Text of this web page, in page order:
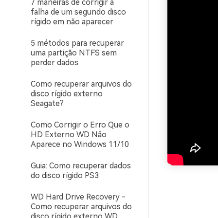
7 maneiras de corrigir a
falha de um segundo disco
rígido em não aparecer
5 métodos para recuperar
uma partição NTFS sem
perder dados
Como recuperar arquivos do
disco rígido externo
Seagate?
Como Corrigir o Erro Que o
HD Externo WD Não
Aparece no Windows 11/10
Guia: Como recuperar dados
do disco rígido PS3
WD Hard Drive Recovery -
Como recuperar arquivos do